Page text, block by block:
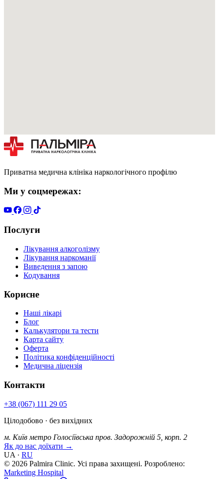
Приватна медична клініка наркологічного профілю
Ми у соцмережах:
Послуги
Лікування алкоголізму
Лікування наркоманії
Виведення з запою
Кодування
Корисне
Наші лікарі
Блог
Калькулятори та тести
Карта сайту
Оферта
Політика конфіденційності
Медична ліцензія
Контакти
+38 (067) 111 29 05
Цілодобово · без вихідних
м. Київ метро Голосіївська пров. Задорожній 5, корп. 2
Як до нас доїхати →
UA · RU
© 2026 Palmira Clinic. Усі права захищені. Розроблено:
Marketing Hospital